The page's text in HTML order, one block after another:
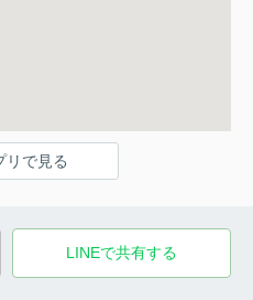
リで見る
LINEで共有する